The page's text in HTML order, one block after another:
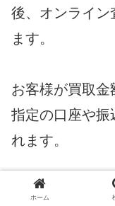
後、オンライン
ます。
お客様が買取金
指定の口座や振
れます。
手軽に着物を
ホーム